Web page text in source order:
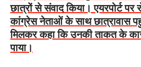
छात्रों से संवाद किया। एयरपोर्ट पर
कांग्रेस नेताओं के साथ छात्रावास
मिलकर कहा कि उनकी ताकत के
पाया।